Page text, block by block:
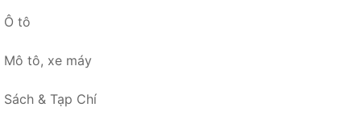
Ô tô
Mô tô, xe máy
Sách & Tạp Chí